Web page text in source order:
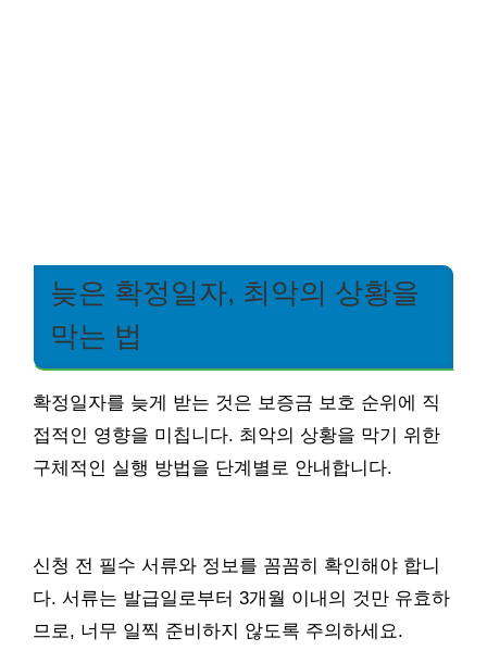
늦은 확정일자, 최악의 상황을
막는 법
확정일자를 늦게 받는 것은 보증금 보호 순위에 직
접적인 영향을 미칩니다. 최악의 상황을 막기 위한
구체적인 실행 방법을 단계별로 안내합니다.
신청 전 필수 서류와 정보를 꼼꼼히 확인해야 합니
다. 서류는 발급일로부터 3개월 이내의 것만 유효하
므로, 너무 일찍 준비하지 않도록 주의하세요.